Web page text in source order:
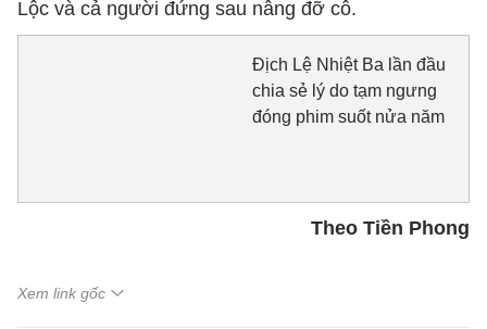
Lộc và cả người đứng sau nâng đỡ cô.
Địch Lệ Nhiệt Ba lần đầu
chia sẻ lý do tạm ngưng
đóng phim suốt nửa năm
Theo Tiền Phong
Xem link gốc